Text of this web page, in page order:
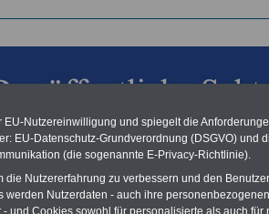
Nutzereinwilligung und spiegelt die
EU-Datenschutz-Grundverordnung (DSGVO) und
(die sogenannte E-Privacy-Richtlinie).
die Nutzererfahrung zu verbessern und den
werden Nutzerdaten - auch ihre
und Cookies sowohl für personalisierte als auch für